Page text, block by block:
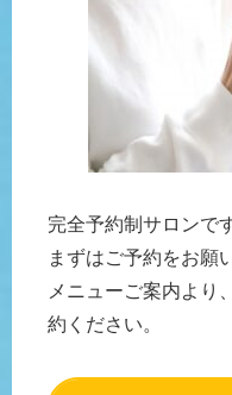
完全予約制サロンで
まずはご予約をお願
メニューご案内より
約ください。